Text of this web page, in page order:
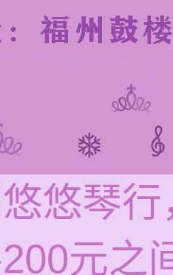
悠琴
元之